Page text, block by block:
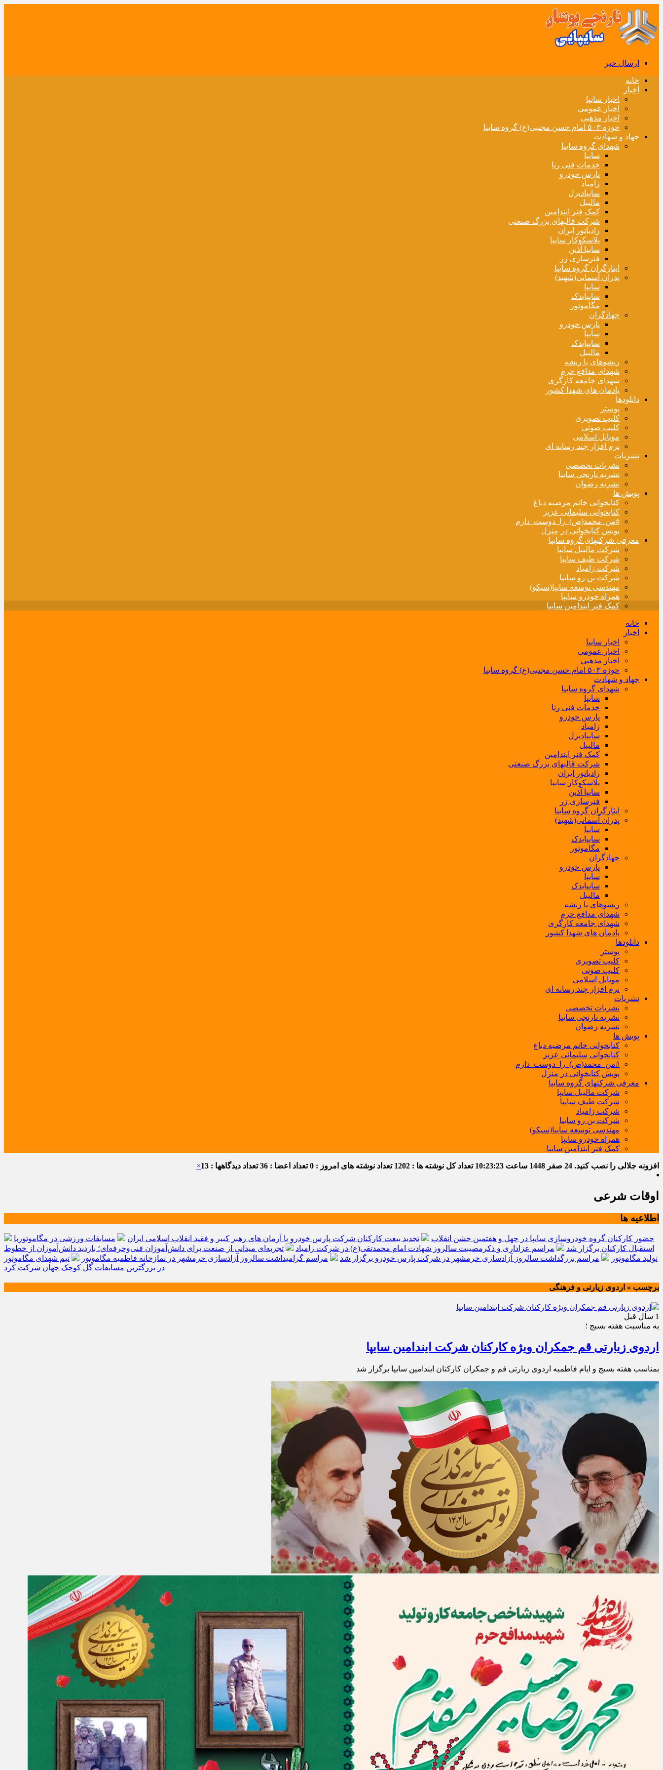
ارسال خبر
خانه
اخبار
اخبار سایپا
اخبار عمومی
اخبار مذهبی
حوزه ۵۰۳ امام حسن مجتبی(ع) گروه سایپا
جهاد و شهادت
شهدای گروه سایپا
سایپا
خدمات فنی رنا
پارس خودرو
زامیاد
سایپادیزل
مالیبل
کمک فنر ایندامین
شرکت قالبهای بزرگ صنعتی
رادیاتور ایران
پلاسکوکار سایپا
سایپا آذین
فنرسازی زر
ایثارگران گروه سایپا
پدران آسمانی(شهید)
سایپا
سایپایدک
مگاموتور
جهادگران
پارس خودرو
سایپا
سایپایدک
مالیبل
ریشوهای با ریشه
شهدای مدافع حرم
شهدای جامعه کارگری
یادمان های شهدا کشور
دانلودها
پوستر
کلیپ تصویری
کلیپ صوتی
موبایل اسلامی
نرم افزار چند رسانه ای
نشریات
نشریات تخصصی
نشریه نارنجی سایپا
نشریه رضوان
پویش ها
کتابخوانی خانم مرضیه دباغ
کتابخوانی سلیمانی عزیز
#من_محمد(ص)_را_دوست_دارم
پویش کتابخوانی در منزل
معرفی شرکتهای گروه سایپا
شرکت مالیبل سایپا
شرکت طیف سایپا
شرکت زامیاد
شرکت بن رو سایپا
مهندسی توسعه سایپا(سیکو)
همراه خودرو سایپا
کمک فنر ایندامین سایپا
خانه
اخبار
اخبار سایپا
اخبار عمومی
اخبار مذهبی
حوزه ۵۰۳ امام حسن مجتبی(ع) گروه سایپا
جهاد و شهادت
شهدای گروه سایپا
سایپا
خدمات فنی رنا
پارس خودرو
زامیاد
سایپادیزل
مالیبل
کمک فنر ایندامین
شرکت قالبهای بزرگ صنعتی
رادیاتور ایران
پلاسکوکار سایپا
سایپا آذین
فنرسازی زر
ایثارگران گروه سایپا
پدران آسمانی(شهید)
سایپا
سایپایدک
مگاموتور
جهادگران
پارس خودرو
سایپا
سایپایدک
مالیبل
ریشوهای با ریشه
شهدای مدافع حرم
شهدای جامعه کارگری
یادمان های شهدا کشور
دانلودها
پوستر
کلیپ تصویری
کلیپ صوتی
موبایل اسلامی
نرم افزار چند رسانه ای
نشریات
نشریات تخصصی
نشریه نارنجی سایپا
نشریه رضوان
پویش ها
کتابخوانی خانم مرضیه دباغ
کتابخوانی سلیمانی عزیز
#من_محمد(ص)_را_دوست_دارم
پویش کتابخوانی در منزل
معرفی شرکتهای گروه سایپا
شرکت مالیبل سایپا
شرکت طیف سایپا
شرکت زامیاد
شرکت بن رو سایپا
مهندسی توسعه سایپا(سیکو)
همراه خودرو سایپا
کمک فنر ایندامین سایپا
افزونه جلالی را نصب کنید. 24 صفر 1448 ساعت 10:23:24 تعداد کل نوشته ها : 1202 تعداد نوشته های امروز : 0 تعداد اعضا : 36 تعداد دیدگاهها : 13 ×
اوقات شرعی
اطلاعیه ها
حضور کارکنان گروه خودروسازی سایپا در چهل و هفتمین جشن انقلاب تجدید بیعت کارکنان شرکت پارس خودرو با آرمان های رهبر کبیر و فقید انقلاب اسلامی ایران
مسابقات ورزشی در مگاموتوربا
استقبال کارکنان برگزار شد
مراسم عزاداری و ذکرمصیبت سالروز شهادت امام محمدتقی(ع) در شرکت زامیاد
تجربه‌ای میدانی از صنعت برای دانش‌آموزان فنی‌وحرفه‌ای؛ بازدید دانش‌آموزان از خطوط
تولید مگاموتور
مراسم بزرگداشت سالروز آزادسازی خرمشهر در شرکت پارس خودرو برگزار شد مراسم گرامیداشت سالروز آزادسازی خرمشهر در نمازخانه فاطمیه مگاموتور
تیم شهدای مگاموتور
در بزرگترین مسابقات گل کوچک جهان شرکت کرد
برچسب » اردوی زیارتی و فرهنگی
1 سال قبل
به مناسبت هفته بسیج ؛
اردوی زیارتی قم جمکران ویژه کارکنان شرکت ایندامین سایپا
بمناسب هفته بسیج و ایام فاطمیه اردوی زیارتی قم و جمکران کارکنان ایندامین سایپا برگزار شد